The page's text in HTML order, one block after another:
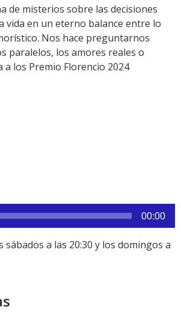
Link
de misterios sobre las decisiones
vida en un eterno balance entre lo
Nos hace preguntarnos
paralelos, los amores reales o
a los Premio Florencio 2024
00:00
sábados a las 20:30 y los domingos a